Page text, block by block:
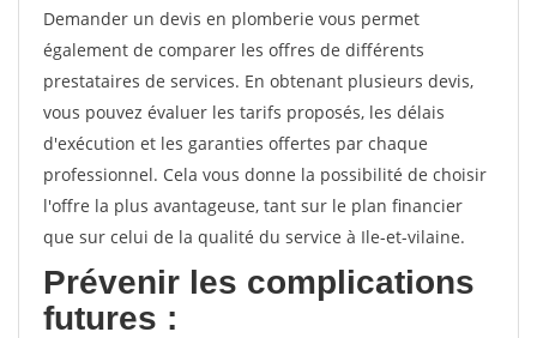
Demander un devis en plomberie vous permet
également de comparer les offres de différents
prestataires de services. En obtenant plusieurs devis,
vous pouvez évaluer les tarifs proposés, les délais
d'exécution et les garanties offertes par chaque
professionnel. Cela vous donne la possibilité de choisir
l'offre la plus avantageuse, tant sur le plan financier
que sur celui de la qualité du service à Ile-et-vilaine.
Prévenir les complications
futures :